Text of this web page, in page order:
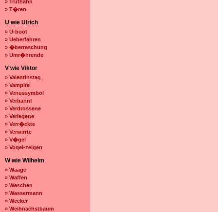
» Truthahn
» T�ren
U wie Ulrich
» U-boot
» Ueberfahren
» �berraschung
» Umr�hrende
V wie Viktor
» Valentinstag
» Vampire
» Venussymbol
» Verbannt
» Verdrossene
» Verlegene
» Verr�ckte
» Verwirrte
» V�gel
» Vogel-zeigen
W wie Wilhelm
» Waage
» Waffen
» Waschen
» Wassermann
» Wecker
» Weihnachstbaum